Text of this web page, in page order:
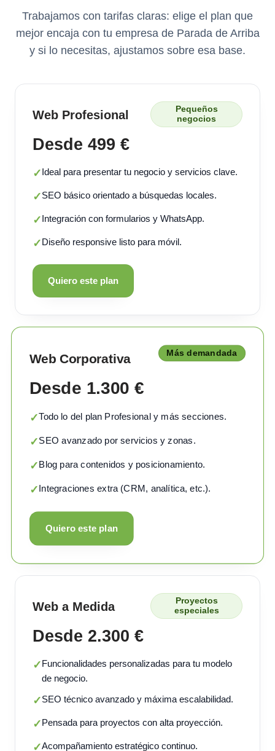
Trabajamos con tarifas claras: elige el plan que
mejor encaja con tu empresa de Parada de Arriba
y si lo necesitas, ajustamos sobre esa base.
Web Profesional
Pequeños
negocios
Desde 499 €
✓Ideal para presentar tu negocio y servicios clave.
✓SEO básico orientado a búsquedas locales.
✓Integración con formularios y WhatsApp.
✓Diseño responsive listo para móvil.
Quiero este plan
Web Corporativa Más demandada
Desde 1.300 €
✓Todo lo del plan Profesional y más secciones.
✓SEO avanzado por servicios y zonas.
✓Blog para contenidos y posicionamiento.
✓Integraciones extra (CRM, analítica, etc.).
Quiero este plan
Web a Medida
Proyectos
especiales
Desde 2.300 €
✓Funcionalidades personalizadas para tu modelo
de negocio.
✓SEO técnico avanzado y máxima escalabilidad.
✓Pensada para proyectos con alta proyección.
✓Acompañamiento estratégico continuo.